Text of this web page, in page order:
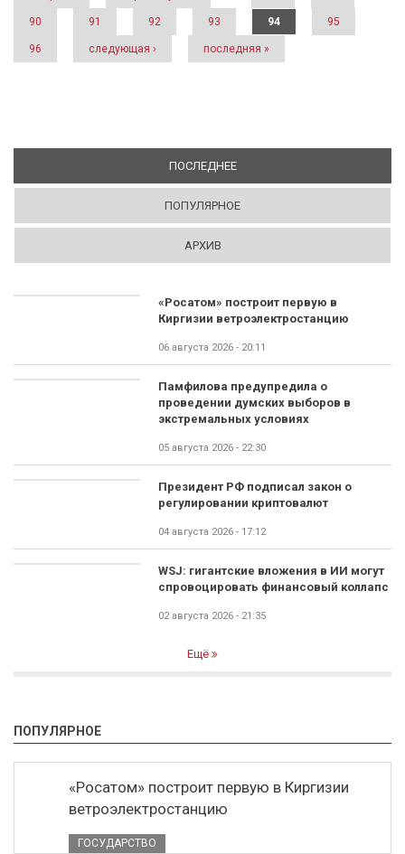
90 91 92 93 94 95
96 следующая › последняя »
ПОСЛЕДНЕЕ(АКТИВНАЯ ВКЛАДКА)
ПОПУЛЯРНОЕ
АРХИВ
«Росатом» построит первую в
Киргизии ветроэлектростанцию
06 августа 2026 - 20:11
Памфилова предупредила о
проведении думских выборов в
экстремальных условиях
05 августа 2026 - 22:30
Президент РФ подписал закон о
регулировании криптовалют
04 августа 2026 - 17:12
WSJ: гигантские вложения в ИИ могут
спровоцировать финансовый коллапс
02 августа 2026 - 21:35
Ещё
ПОПУЛЯРНОЕ
«Росатом» построит первую в Киргизии
ветроэлектростанцию
ГОСУДАРСТВО